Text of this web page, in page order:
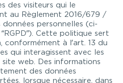
des visiteurs qui le
au Règlement 2016/679 /
personnelles (ci-
Cette politique sert
conformément à l’art. 13 du
qui interagissent avec les
web. Des informations
des données
lorsque nécessaire, dans